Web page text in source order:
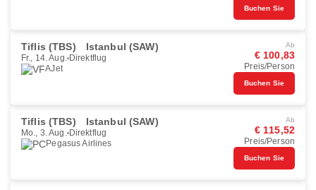
Buchen Sie
Tiflis (TBS) Istanbul (SAW)
Fr., 14. Aug. Direktflug
AJet
Ab
€ 100,83
Preis/Person
Buchen Sie
Tiflis (TBS) Istanbul (SAW)
Mo., 3. Aug. Direktflug
Pegasus Airlines
Ab
€ 115,52
Preis/Person
Buchen Sie